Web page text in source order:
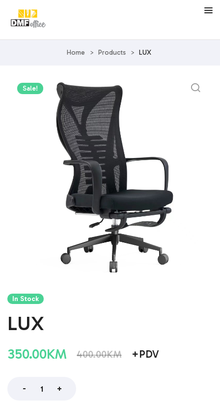
Home > Products > LUX
Sale!
In Stock
LUX
400.00KM
350.00KM +PDV
- +